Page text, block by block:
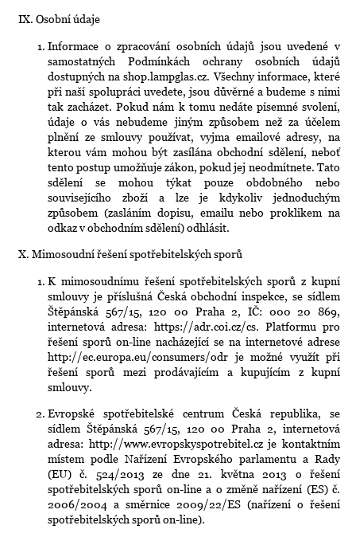
IX. Osobní údaje
Informace o zpracování osobních údajů jsou uvedené v
samostatných Podmínkách ochrany osobních údajů
dostupných na shop.lampglas.cz. Všechny informace, které
při naší spolupráci uvedete, jsou důvěrné a budeme s nimi
tak zacházet. Pokud nám k tomu nedáte písemné svolení,
údaje o vás nebudeme jiným způsobem než za účelem
plnění ze smlouvy používat, vyjma emailové adresy, na
kterou vám mohou být zasílána obchodní sdělení, neboť
tento postup umožňuje zákon, pokud jej neodmítnete. Tato
sdělení se mohou týkat pouze obdobného nebo
souvisejícího zboží a lze je kdykoliv jednoduchým
způsobem (zasláním dopisu, emailu nebo proklikem na
odkaz v obchodním sdělení) odhlásit.
X. Mimosoudní řešení spotřebitelských sporů
K mimosoudnímu řešení spotřebitelských sporů z kupní
smlouvy je příslušná Česká obchodní inspekce, se sídlem
Štěpánská 567/15, 120 00 Praha 2, IČ: 000 20 869,
internetová adresa: https://adr.coi.cz/cs. Platformu pro
řešení sporů on-line nacházející se na internetové adrese
http://ec.europa.eu/consumers/odr je možné využít při
řešení sporů mezi prodávajícím a kupujícím z kupní
smlouvy.
Evropské spotřebitelské centrum Česká republika, se
sídlem Štěpánská 567/15, 120 00 Praha 2, internetová
adresa: http://www.evropskyspotrebitel.cz je kontaktním
místem podle Nařízení Evropského parlamentu a Rady
(EU) č. 524/2013 ze dne 21. května 2013 o řešení
spotřebitelských sporů on-line a o změně nařízení (ES) č.
2006/2004 a směrnice 2009/22/ES (nařízení o řešení
spotřebitelských sporů on-line).